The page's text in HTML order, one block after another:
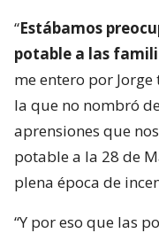
“Estábamos
potable a las
me entero por
la que no nombró
aprensiones que
potable a la 28 de
plena época de
“Y por eso que las